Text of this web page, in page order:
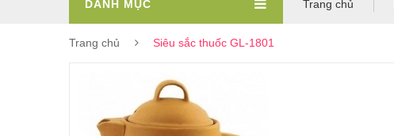
DANH MỤC Trang chủ
Trang chủ Siêu sắc thuốc GL-1801